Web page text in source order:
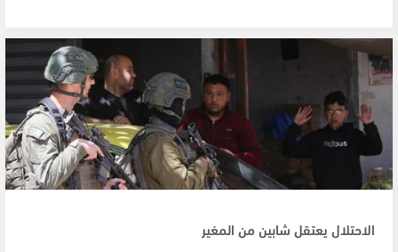
الاحتلال يعتقل شابين من المغير